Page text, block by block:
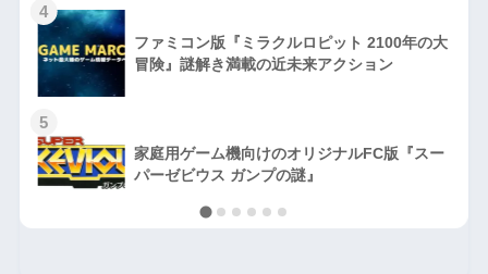
4
ファミコン版『ミラクルロピット 2100年の大
冒険』謎解き満載の近未来アクション
5
家庭用ゲーム機向けのオリジナルFC版『スー
パーゼビウス ガンプの謎』